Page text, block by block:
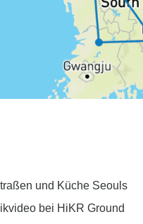
und Küche Seouls
bei HiKR Ground